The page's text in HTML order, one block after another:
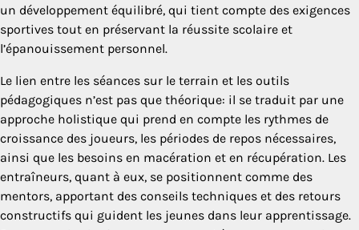
un développement équilibré, qui tient compte des exigences
sportives tout en préservant la réussite scolaire et
l’épanouissement personnel.
Le lien entre les séances sur le terrain et les outils
pédagogiques n’est pas que théorique: il se traduit par une
approche holistique qui prend en compte les rythmes de
croissance des joueurs, les périodes de repos nécessaires,
ainsi que les besoins en macération et en récupération. Les
entraîneurs, quant à eux, se positionnent comme des
mentors, apportant des conseils techniques et des retours
constructifs qui guident les jeunes dans leur apprentissage.